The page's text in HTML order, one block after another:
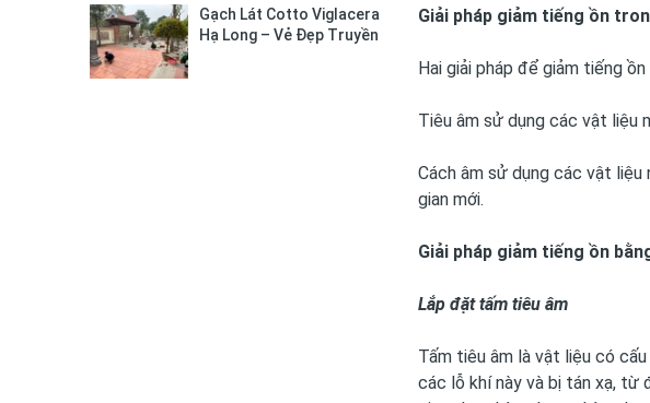
Gạch Lát Cotto Viglacera
Hạ Long – Vẻ Đẹp Truyền
Giải pháp giảm tiếng ồn
Hai giải pháp để giảm tiếng
Tiêu âm sử dụng các vật liệu
Cách âm sử dụng các vật
gian mới.
Giải pháp giảm tiếng ồn
Lắp đặt tấm tiêu âm
Tấm tiêu âm là vật liệu có
các lỗ khí này và bị tán xạ,